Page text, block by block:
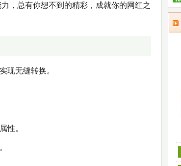
，总有你想不到的精彩，成就你的网红之
现无缝转换。
性。